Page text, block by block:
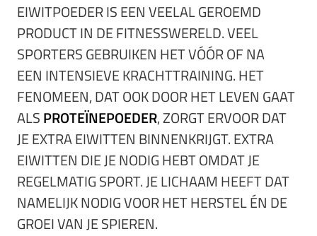
EIWITPOEDER IS EEN VEELAL GEROEMD
PRODUCT IN DE FITNESSWERELD. VEEL
SPORTERS GEBRUIKEN HET VÓÓR OF NA
EEN INTENSIEVE KRACHTTRAINING. HET
FENOMEEN, DAT OOK DOOR HET LEVEN GAAT
ALSPROTEÏNEPOEDER, ZORGT ERVOOR DAT
JE EXTRA EIWITTEN BINNENKRIJGT. EXTRA
EIWITTEN DIE JE NODIG HEBT OMDAT JE
REGELMATIG SPORT. JE LICHAAM HEEFT DAT
NAMELIJK NODIG VOOR HET HERSTEL ÉN DE
GROEI VAN JE SPIEREN.